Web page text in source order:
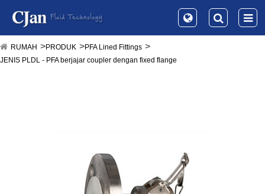
RUMAH PRODUK
PFA Lined Fittings
JENIS PLDL - PFA berjajar coupler dengan fixed flange